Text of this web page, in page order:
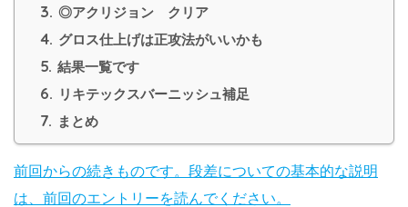
3. ◎アクリジョン クリア
4. グロス仕上げは正攻法がいいかも
5. 結果一覧です
6. リキテックスバーニッシュ補足
7. まとめ
前回からの続きものです。段差についての基本的な説明
は、前回のエントリーを読んでください。